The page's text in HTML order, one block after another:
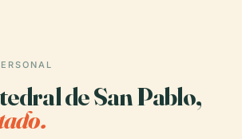
de San Pablo,